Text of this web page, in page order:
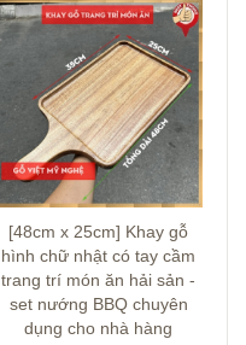
[48cm x 25cm] Khay gỗ
hình chữ nhật có tay cầm
trang trí món ăn hải sản -
set nướng BBQ chuyên
dụng cho nhà hàng